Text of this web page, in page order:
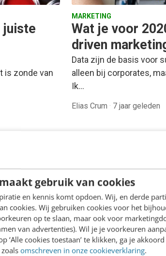
gebruik van cookies
en kennis komt opdoen. Wij, en derde
cookies. Wij gebruiken cookies voor het
op te slaan, maar ook voor
van advertenties). Wil je je voorkeuren
‘Alle cookies toestaan’ te klikken, ga je
omschreven in onze cookieverklaring.
juiste
is zonde van
MARKETING
Wat je voor
driven
Data zijn de basis voor
alleen bij corporates,
Ik…
Elias Crum · 7 jaar geleden